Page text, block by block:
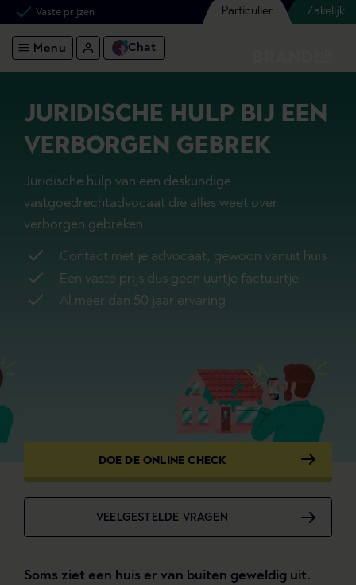
Vaste prijzen Particulier Zakelijk
Menu Chat
JURIDISCHE HULP BIJ EEN
VERBORGEN GEBREK
Juridische hulp van een deskundige
vastgoedrechtadvocaat die alles weet over
verborgen gebreken.
Contact met je advocaat, gewoon vanuit huis
Een vaste prijs dus geen uurtje-factuurtje
Al meer dan 50 jaar ervaring
DOE DE ONLINE CHECK
VEELGESTELDE VRAGEN
Soms ziet een huis er van buiten geweldig uit.